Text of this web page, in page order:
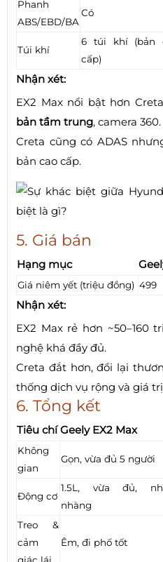
Phanh
ABS/EBD/BA
Có
Túi khí
6 túi khí (bản
cấp)
Nhận xét:
EX2 Max nổi bật hơn
bản tầm trung, camera 360.
Creta cũng có ADAS
bản cao cấp.
5. Giá bán
Hạng mục
Giá niêm yết (triệu đồng) 499
Nhận xét:
EX2 Max rẻ hơn ~50–160
nghệ khá đầy đủ.
Creta đắt hơn, đổi lại
thống dịch vụ rộng và giá
6. Tổng kết
Tiêu chí Geely EX2 Max
Không
gian
Gọn, vừa đủ 5 người
Động cơ
1.5L, vừa đủ,
nhàng
Treo &
cảm
Êm, đi phố tốt